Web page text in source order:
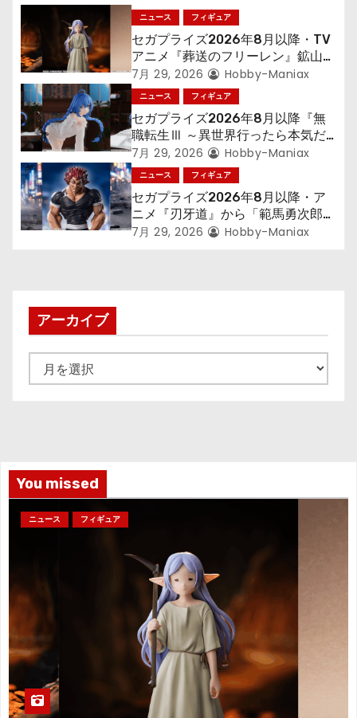
ー
シ
ョ
ン
ニュース フィギュア
セガプライズ2026年8月以降・TV
アニメ『葬送のフリーレン』鉱山で
300年働くことになっっちゃった
「フリーレン」を立体化！
7月 29, 2026 Hobby-Maniax
ニュース フィギュア
セガプライズ2026年8月以降『無
職転生Ⅲ ～異世界行ったら本気だ
す～』から「ロキシー」のフィギュ
アが登場！
7月 29, 2026 Hobby-Maniax
ニュース フィギュア
セガプライズ2026年8月以降・ア
ニメ『刃牙道』から「範馬勇次郎」
が登場ッッ!!
7月 29, 2026 Hobby-Maniax
アーカイブ
ー
You missed
ニュース フィギュア